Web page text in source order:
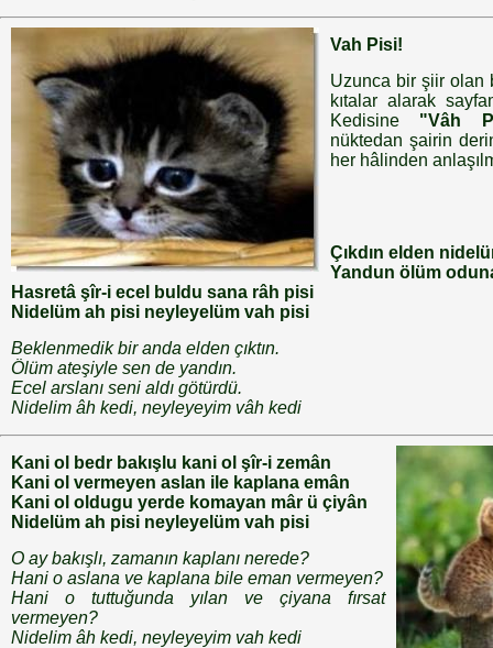
Vah Pisi!
Uzunca bir şiir olan
kıtalar alarak
Kedisine "Vâh
nüktedan şairin
her hâlinden
Çıkdın elden
Yandun ölüm
Hasretâ şîr-i ecel buldu sana râh pisi
Nidelüm ah pisi neyleyelüm vah pisi
Beklenmedik bir anda elden çıktın.
Ölüm ateşiyle sen de yandın.
Ecel arslanı seni aldı götürdü.
Nidelim âh kedi, neyleyeyim vâh kedi
Kani ol bedr bakışlu kani ol şîr-i zemân
Kani ol vermeyen aslan ile kaplana emân
Kani ol oldugu yerde komayan mâr ü çiyân
Nidelüm ah pisi neyleyelüm vah pisi
O ay bakışlı, zamanın kaplanı nerede?
Hani o aslana ve kaplana bile eman vermeyen?
Hani o tuttuğunda yılan ve çiyana fırsat
vermeyen?
Nidelim âh kedi, neyleyeyim vah kedi